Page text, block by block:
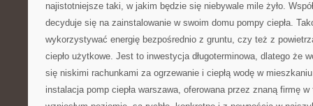
najistotniejsze taki, w jakim będzie się niebywale mile żyło.
decyduje się na zainstalowanie w swoim domu pompy ciepła.
wykorzystywać energię bezpośrednio z gruntu, czy też z
ciepło użytkowe. Jest to inwestycja długoterminowa, dlatego że
się niskimi rachunkami za ogrzewanie i ciepłą wodę w
instalacja pomp ciepła warszawa, oferowana przez znaną firmę